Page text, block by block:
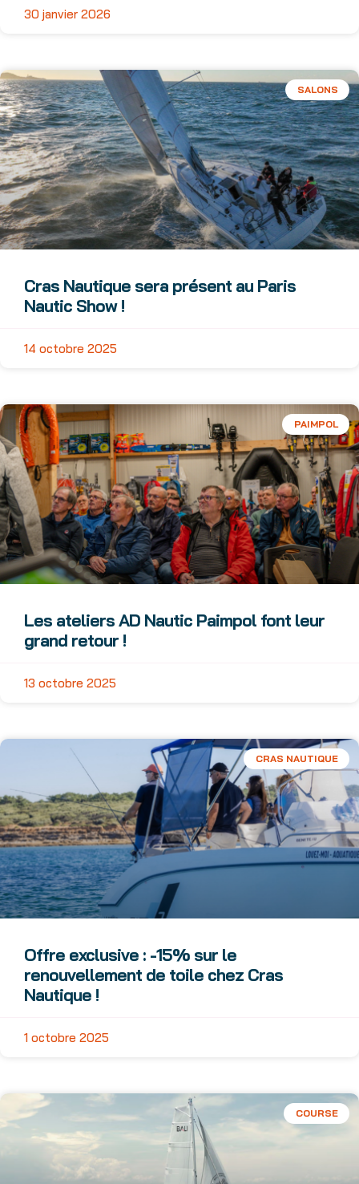
30 janvier 2026
SALONS
Cras Nautique sera présent au Paris
Nautic Show !
14 octobre 2025
PAIMPOL
Les ateliers AD Nautic Paimpol font leur
grand retour !
13 octobre 2025
CRAS NAUTIQUE
Offre exclusive : -15% sur le
renouvellement de toile chez Cras
Nautique !
1 octobre 2025
COURSE